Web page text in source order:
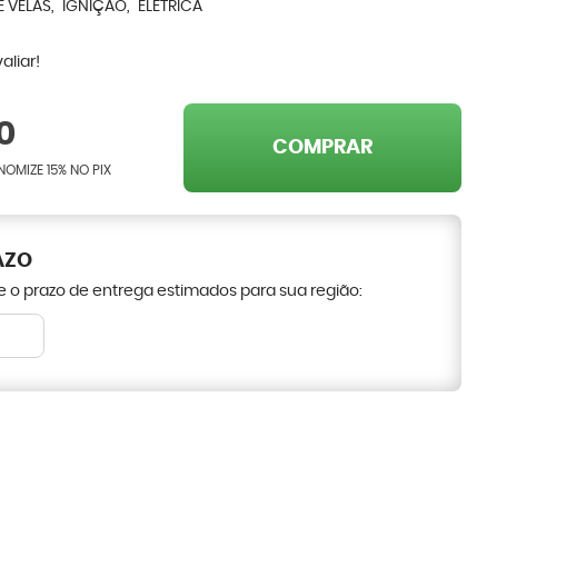
VELAS IGNIÇÃO
ELÉTRICA
15% NO PIX
COMPRAR
o prazo de entrega estimados para sua região: